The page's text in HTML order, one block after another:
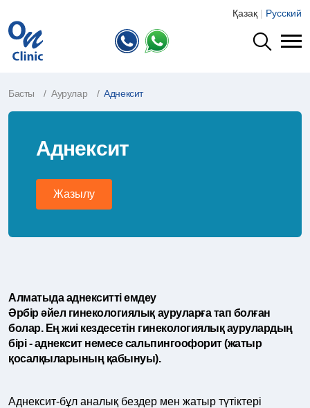
Қазақ | Русский
Басты Аурулар Аднексит
Аднексит
Жазылу
Алматыда аднекситті емдеу
Әрбір әйел гинекологиялық ауруларға тап болған
болар. Ең жиі кездесетін гинекологиялық аурулардың
бірі - аднексит немесе сальпингоофорит (жатыр
қосалқыларының қабынуы).
Аднексит-бұл аналық бездер мен жатыр түтіктері